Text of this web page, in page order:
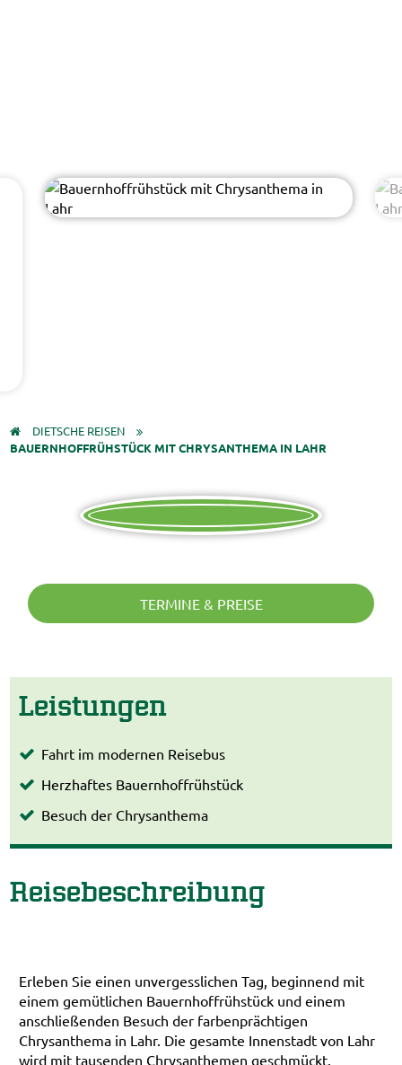
DIETSCHE REISEN
BAUERNHOFFRÜHSTÜCK MIT CHRYSANTHEMA IN LAHR
Reisebeschreibung
Erleben Sie einen unvergesslichen Tag, beginnend mit
einem gemütlichen Bauernhoffrühstück und einem
anschließenden Besuch der farbenprächtigen
Chrysanthema in Lahr. Die gesamte Innenstadt von Lahr
wird mit tausenden Chrysanthemen geschmückt.
TERMINE & PREISE
Leistungen
Fahrt im modernen Reisebus
Herzhaftes Bauernhoffrühstück
Besuch der Chrysanthema